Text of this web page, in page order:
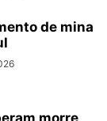
de mina